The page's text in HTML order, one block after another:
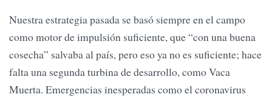
Nuestra estrategia pasada se basó siempre en el campo
como motor de impulsión suficiente, que “con una buena
cosecha” salvaba al país, pero eso ya no es suficiente; hace
falta una segunda turbina de desarrollo, como Vaca
Muerta. Emergencias inesperadas como el coronavirus